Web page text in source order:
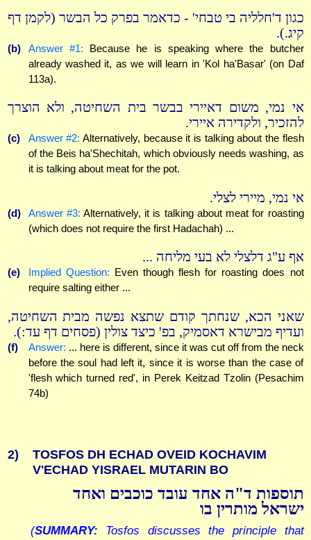
כגון ד'חלליה בי טבחי' - כדאמר בפרק כל הבשר (לקמן דף
קיג.).
(b) Answer #1: Because he is speaking where the butcher
already washed it, as we will learn in 'Kol ha'Basar' (on Daf
113a).
אי נמי, משום דאיירי בבשר בית השחיטה, ולא הוצרך
להזכיר, ולקדירה איירי.
(c) Answer #2: Alternatively, because it is talking about the flesh
of the Beis ha'Shechitah, which obviously needs washing, as
it is talking about meat for the pot.
אי נמי, מיירי לצלי.
(d) Answer #3: Alternatively, it is talking about meat for roasting
(which does not require the first Hadachah) ...
אף ע"ג דלצלי לא בעי מליחה ...
(e) Implied Question: Even though flesh for roasting does not
require salting either ...
שאני הכא, שנחתך קודם שתצא נפשה מבית השחיטה,
ועדיף מבישרא דאסמיק, בפ' כיצד צולין (פסחים דף עד:).
(f) Answer: ... here is different, since it was cut off from the neck
before the soul had left it, since it is worse than the case of
'flesh which turned red', in Perek Keitzad Tzolin (Pesachim
74b)
2)
TOSFOS DH ECHAD OVEID KOCHAVIM
V'ECHAD YISRAEL MUTARIN BO
תוספות ד"ה אחד עובד כוכבים ואחד
ישראל מותרין בו
(SUMMARY: Tosfos discusses the principle that